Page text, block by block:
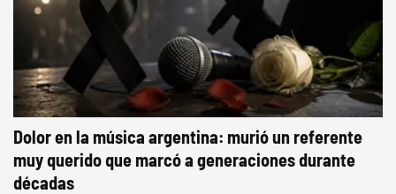
Dolor en la música argentina: murió un referente
muy querido que marcó a generaciones durante
décadas